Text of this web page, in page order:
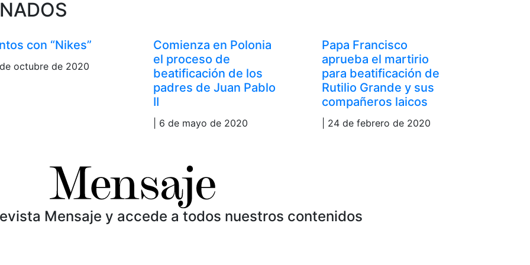
con “Nikes”
octubre de 2020
Comienza en Polonia
el proceso de
beatificación de los
padres de Juan Pablo
II
| 6 de mayo de 2020
Papa Francisco
aprueba el martirio
para beatificación de
Rutilio Grande y sus
compañeros laicos
| 24 de febrero de 2020
Mensaje y accede a todos nuestros contenidos